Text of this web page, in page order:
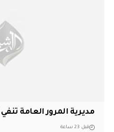
مديرية المرور العامة
قبل 23 ساعة